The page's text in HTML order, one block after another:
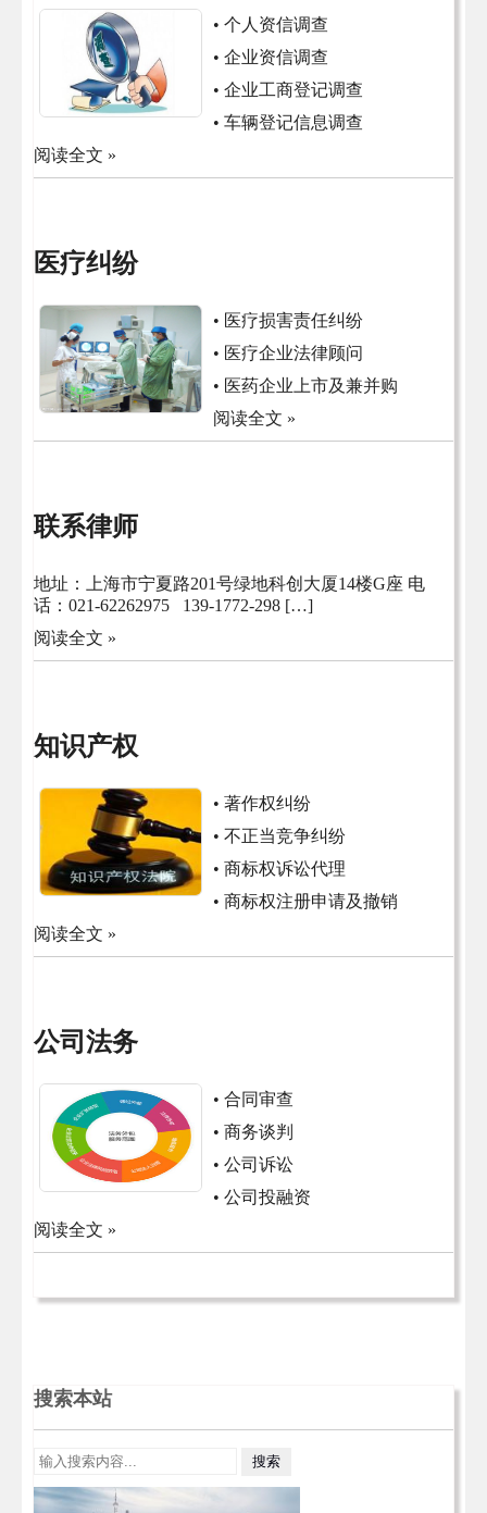
• 个人资信调查
• 企业资信调查
• 企业工商登记调查
• 车辆登记信息调查
阅读全文 »
医疗纠纷
• 医疗损害责任纠纷
• 医疗企业法律顾问
• 医药企业上市及兼并购
阅读全文 »
联系律师
地址：上海市宁夏路201号绿地科创大厦14楼G座 电
话：021-62262975 139-1772-298 […]
阅读全文 »
知识产权
• 著作权纠纷
• 不正当竞争纠纷
• 商标权诉讼代理
• 商标权注册申请及撤销
阅读全文 »
公司法务
• 合同审查
• 商务谈判
• 公司诉讼
• 公司投融资
阅读全文 »
搜索本站